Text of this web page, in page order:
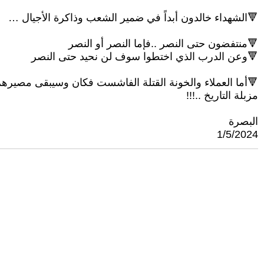
🔻الشهداء خالدون أبداً في ضمير الشعب وذاكرة الأجيال …
🔻منتفضون حتى النصر ..فإما النصر أو النصر
🔻وعن الدرب الذي اختطوا سوف لن نحيد حتى النصر
🔻أما العملاء والخونة القتلة الفاشست فكان وسيبقى
مزبلة التاريخ ..!!!
البصرة
1/5/2024